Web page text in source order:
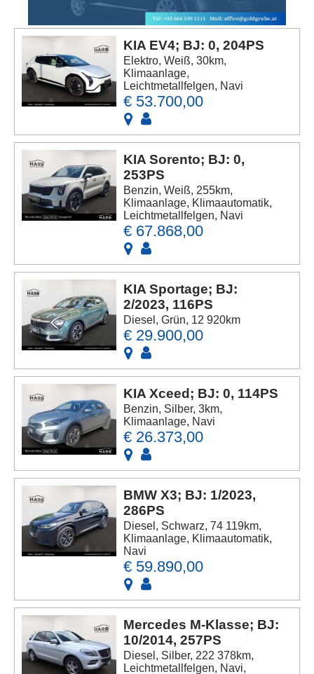
KIA EV4; BJ: 0, 204PS
Elektro, Weiß, 30km,
Klimaanlage,
Leichtmetallfelgen, Navi
€ 53.700,00
KIA Sorento; BJ: 0,
253PS
Benzin, Weiß, 255km,
Klimaanlage, Klimaautomatik,
Leichtmetallfelgen, Navi
€ 67.868,00
KIA Sportage; BJ:
2/2023, 116PS
Diesel, Grün, 12 920km
€ 29.900,00
KIA Xceed; BJ: 0, 114PS
Benzin, Silber, 3km,
Klimaanlage, Navi
€ 26.373,00
BMW X3; BJ: 1/2023,
286PS
Diesel, Schwarz, 74 119km,
Klimaanlage, Klimaautomatik,
Navi
€ 59.890,00
Mercedes M-Klasse; BJ:
10/2014, 257PS
Diesel, Silber, 222 378km,
Leichtmetallfelgen, Navi,